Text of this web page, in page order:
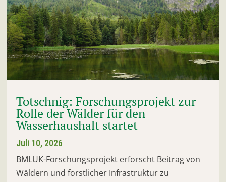
Totschnig: Forschungsprojekt zur
Rolle der Wälder für den
Wasserhaushalt startet
Juli 10, 2026
BMLUK-Forschungsprojekt erforscht Beitrag von
Wäldern und forstlicher Infrastruktur zu